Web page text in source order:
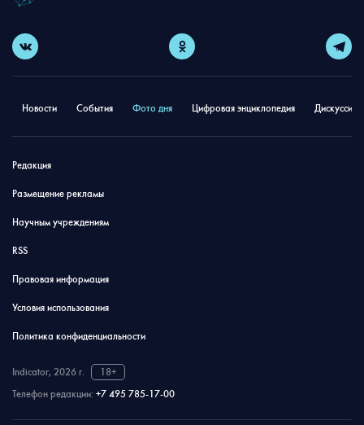
Новости События Фото дня Цифровая энциклопедия
Редакция
Размещение рекламы
Научным учреждениям
RSS
Правовая информация
Условия использования
Политика конфиденциальности
Indicator, 2026 г.
18+
Телефон редакции: +7 495 785-17-00